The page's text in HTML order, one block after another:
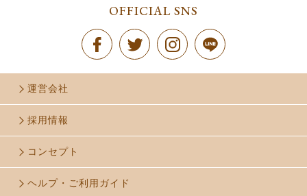
OFFICIAL SNS
運営会社
採用情報
コンセプト
ヘルプ・ご利用ガイド